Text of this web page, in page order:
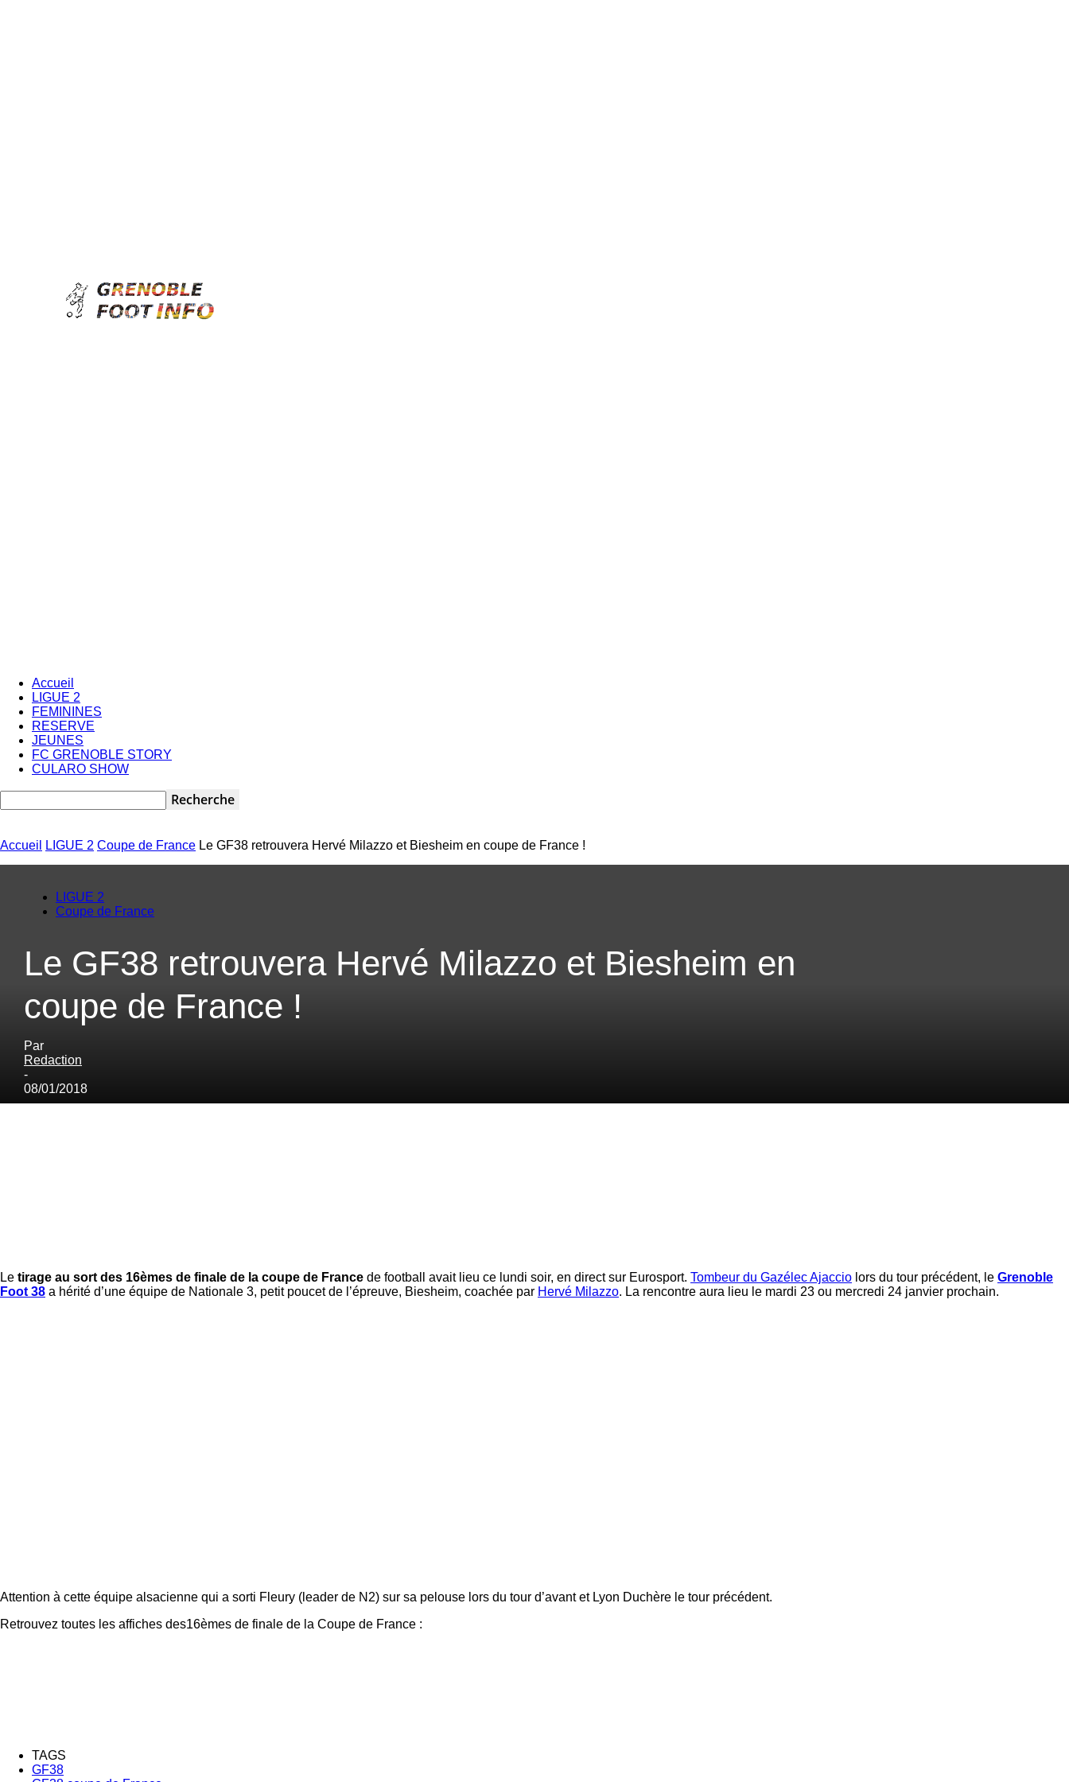
Foot
Info
Accueil
LIGUE 2
FEMININES
RESERVE
JEUNES
FC GRENOBLE STORY
CULARO SHOW
Accueil LIGUE 2 Coupe de France Le GF38 retrouvera Hervé Milazzo et Biesheim en coupe de France !
LIGUE 2
Coupe de France
Le GF38 retrouvera Hervé Milazzo et Biesheim en
coupe de France !
Par
Redaction
-
08/01/2018
Le tirage au sort des 16èmes de finale de la coupe de France de football avait lieu ce lundi soir, en direct sur Eurosport. Tombeur du Gazélec Ajaccio lors du tour précédent, le Grenoble
Foot 38 a hérité d’une équipe de Nationale 3, petit poucet de l’épreuve, Biesheim, coachée par Hervé Milazzo. La rencontre aura lieu le mardi 23 ou mercredi 24 janvier prochain.
Attention à cette équipe alsacienne qui a sorti Fleury (leader de N2) sur sa pelouse lors du tour d’avant et Lyon Duchère le tour précédent.
Retrouvez toutes les affiches des16èmes de finale de la Coupe de France :
TAGS
GF38